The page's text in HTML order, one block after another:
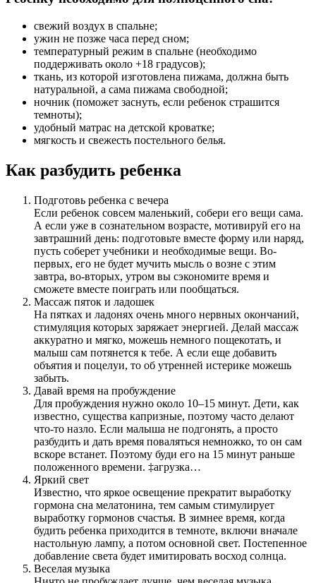
свежий воздух в спальне;
ужин не позже часа перед сном;
температурный режим в спальне (необходимо
поддерживать около +18 градусов);
ткань, из которой изготовлена пижама, должна быть
натуральной, а сама пижама свободной;
ночник (поможет заснуть, если ребенок страшится
темноты);
удобный матрас на детской кроватке;
мягкость и свежесть постельного белья.
Как разбудить ребенка
Подготовь ребенка с вечера
Если ребенок совсем маленький, собери его вещи сама.
А если уже в сознательном возрасте, мотивируй его на
завтрашний день: подготовьте вместе форму или наряд,
пусть соберет учебники и необходимые вещи. Во-
первых, его не будет мучить мысль о возне с этим
завтра, во-вторых, утром вы сэкономите время и
сможете вместе поиграть или пообщаться.
Массаж пяток и ладошек
На пятках и ладонях очень много нервных окончаний,
стимуляция которых заряжает энергией. Делай массаж
аккуратно и мягко, можешь немного пощекотать, и
малыш сам потянется к тебе. А если еще добавить
объятия и поцелуи, то об утренней истерике можешь
забыть.
Давай время на пробуждение
Для пробуждения нужно около 10–15 минут. Дети, как
известно, существа капризные, поэтому часто делают
что-то назло. Если малыша не подгонять, а просто
разбудить и дать время поваляться немножко, то он сам
вскоре встанет. Поэтому буди его на 15 минут раньше
положенного времени. ‡агрузка…
Яркий свет
Известно, что яркое освещение прекратит выработку
гормона сна мелатонина, тем самым стимулирует
выработку гормонов счастья. В зимнее время, когда
будить ребенка приходится в темноте, включи вначале
настольную лампу, а потом основной свет. Постепенное
добавление света будет имитировать восход солнца.
Веселая музыка